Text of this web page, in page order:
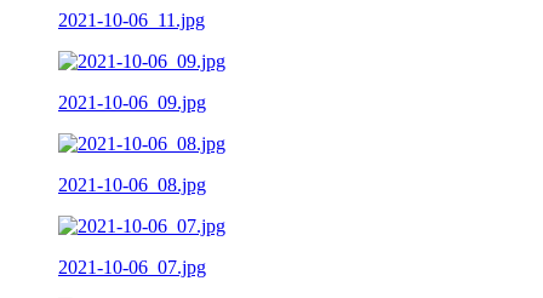
2021-10-06_11.jpg
2021-10-06_09.jpg
2021-10-06_08.jpg
2021-10-06_07.jpg